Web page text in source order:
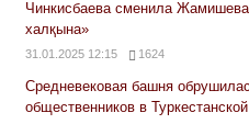
Чинкисбаева сменила
халқына»
31.01.2025 12:15 1624
Средневековая башня
общественников в